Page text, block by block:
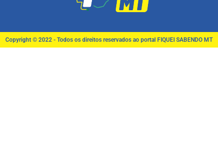
Copyright © 2022 - Todos os direitos reservados ao portal FIQUEI SABENDO MT